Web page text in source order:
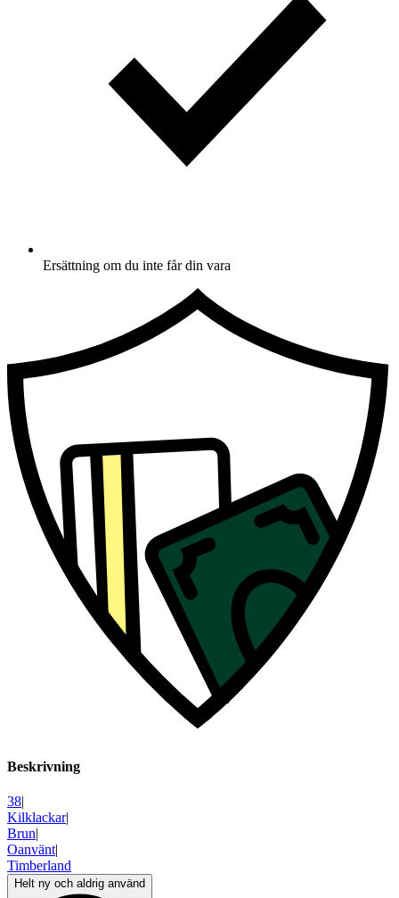
Ersättning om du inte får din vara
Beskrivning
38|
Kilklackar|
Brun|
Oanvänt|
Timberland
Helt ny och aldrig använd